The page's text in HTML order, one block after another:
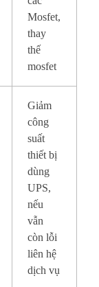
Mosfet,
thay
thế
mosfet
Giảm
công
suất
thiết bị
dùng
UPS,
nếu
vẫn
còn lỗi
liên hệ
dịch vụ